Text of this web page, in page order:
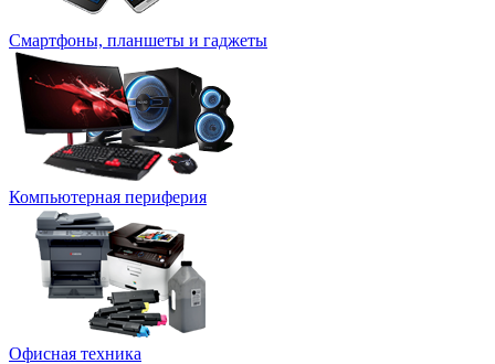
Смартфоны, планшеты и гаджеты
Компьютерная периферия
Офисная техника